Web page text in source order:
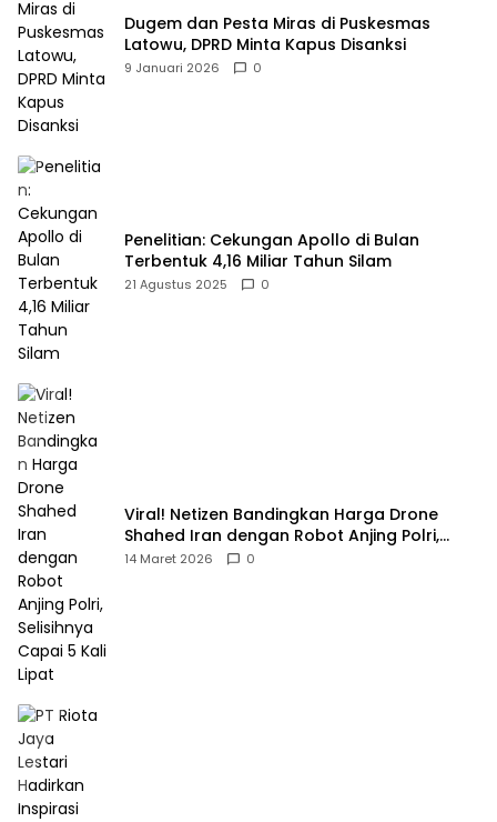
Dugem dan Pesta Miras di Puskesmas
Latowu, DPRD Minta Kapus Disanksi
9 Januari 2026 0
Penelitian: Cekungan Apollo di Bulan
Terbentuk 4,16 Miliar Tahun Silam
21 Agustus 2025 0
Viral! Netizen Bandingkan Harga Drone
Shahed Iran dengan Robot Anjing Polri,
Selisihnya Capai 5 Kali Lipat
14 Maret 2026 0